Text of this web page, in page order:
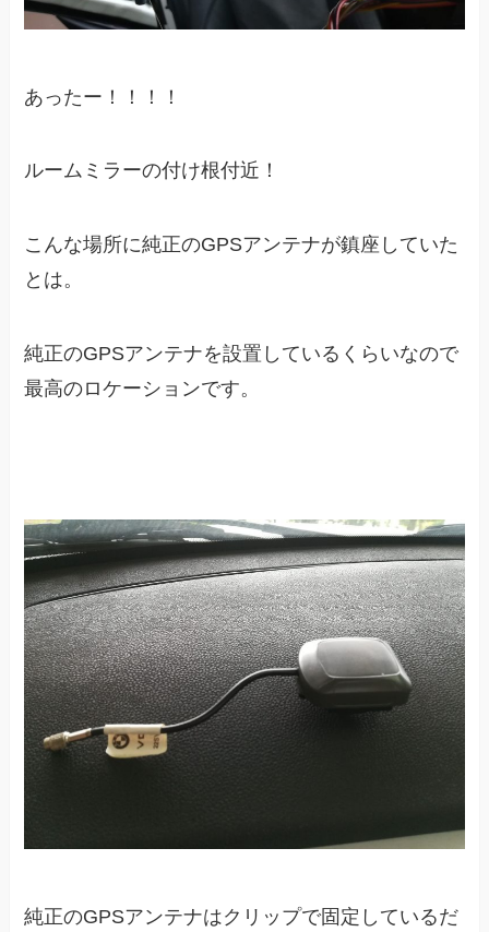
あったー！！！！
ルームミラーの付け根付近！
こんな場所に純正のGPSアンテナが鎮座していた
とは。
純正のGPSアンテナを設置しているくらいなので
最高のロケーションです。
純正のGPSアンテナはクリップで固定しているだ